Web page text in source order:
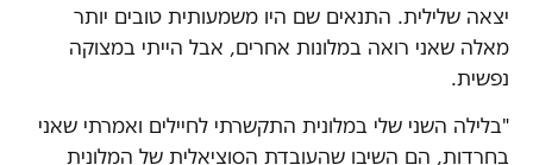
יצאה שלילית. התנאים שם היו משמעותית טובים יותר
מאלה שאני רואה במלונות אחרים, אבל הייתי במצוקה
נפשית.
"בלילה השני שלי במלונית התקשרתי לחיילים ואמרתי שאני
בחרדות, הם השיבו שהעובדת הסוציאלית של המלונית